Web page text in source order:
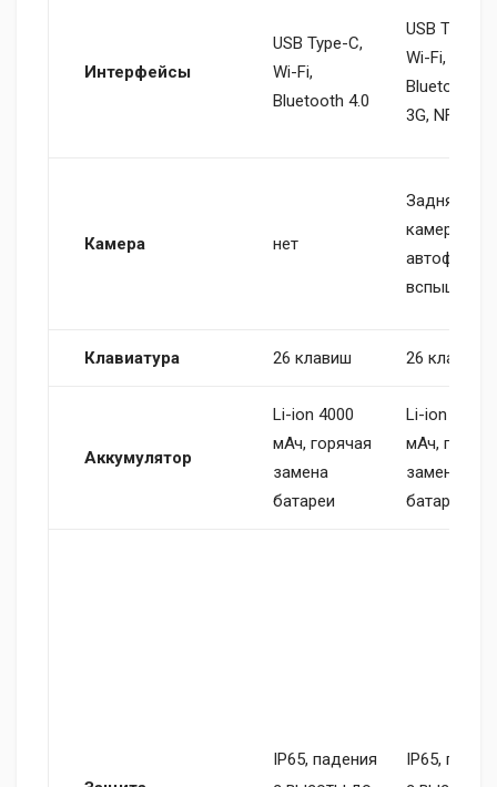
Интерфейсы
USB Type-C,
Wi-Fi,
Bluetooth 4.0
USB Type-C,
Wi-Fi,
Bluetooth
3G, NFC
Камера нет
Задняя
камера
автофокус,
вспышка
Клавиатура 26 клавиш 26 клавиш
Аккумулятор
Li-ion 4000
мАч, горячая
замена
батареи
Li-ion 4000
мАч,
замена
батареи
IP65, падения
IP65,